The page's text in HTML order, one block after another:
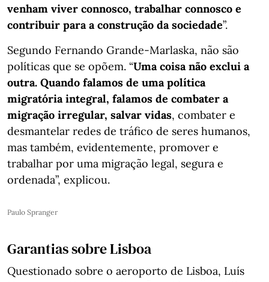
venham viver connosco, trabalhar connosco e
contribuir para a construção da sociedade”.
Segundo Fernando Grande-Marlaska, não são
políticas que se opõem. “Uma coisa não exclui a
outra. Quando falamos de uma política
migratória integral, falamos de combater a
migração irregular, salvar vidas, combater e
desmantelar redes de tráfico de seres humanos,
mas também, evidentemente, promover e
trabalhar por uma migração legal, segura e
ordenada”, explicou.
Paulo Spranger
Garantias sobre Lisboa
Questionado sobre o aeroporto de Lisboa, Luís